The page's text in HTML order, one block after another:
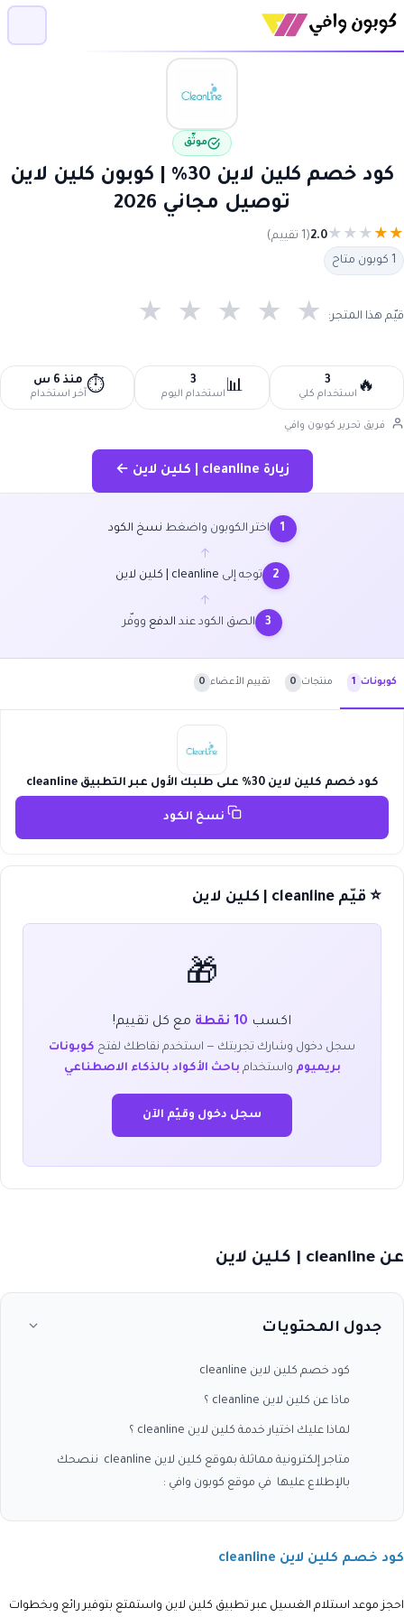
موثّق
كود خصم كلين لاين 30% | كوبون كلين لاين
توصيل مجاني 2026
★
★
★
★
★
2.0(1 تقييم)
1 كوبون متاح
قيّم هذا المتجر: ★ ★ ★ ★ ★
🔥
3
استخدام كلي 📊
3
استخدام اليوم ⏱️ منذ 6 س
آخر استخدام
فريق تحرير كوبون وافي
زيارة cleanline | كلين لاين ←
1 اختر الكوبون واضغط نسخ الكود
←
2 توجه إلى cleanline | كلين لاين
←
3 الصق الكود عند الدفع ووفّر
كوبونات 1 منتجات 0 تقييم الأعضاء 0
كود خصم كلين لاين 30% على طلبك الأول عبر التطبيق cleanline
نسخ الكود
⭐ قيّم cleanline | كلين لاين
🎁
اكسب 10 نقطة مع كل تقييم!
سجل دخول وشارك تجربتك — استخدم نقاطك لفتح كوبونات
بريميوم واستخدام باحث الأكواد بالذكاء الاصطناعي
سجل دخول وقيّم الآن
عن cleanline | كلين لاين
جدول المحتويات
كود خصم كلين لاين cleanline
ماذا عن كلين لاين cleanline ؟
لماذا عليك اختيار خدمة كلين لاين cleanline ؟
متاجر إلكترونية مماثلة بموقع كلين لاين cleanline ننصحك
بالإطلاع عليها في موقع كوبون وافي :
كود خصم كلين لاين cleanline
احجز موعد استلام الغسيل عبر تطبيق كلين لاين واستمتع بتوفير رائع وبخطوات